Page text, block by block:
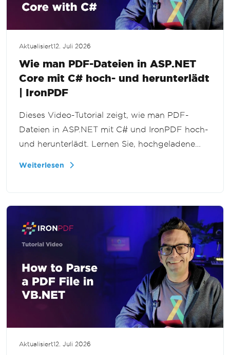
Aktualisiert12. Juli 2026
Wie man PDF-Dateien in ASP.NET
Core mit C# hoch- und herunterlädt
| IronPDF
Dieses Video-Tutorial zeigt, wie man PDF-
Dateien in ASP.NET mit C# und IronPDF hoch-
und herunterlädt. Lernen Sie, hochgeladene
Weiterlesen
Aktualisiert12. Juli 2026